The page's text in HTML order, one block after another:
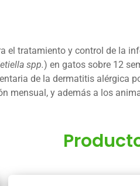
el tratamiento y control de la
spp.) en gatos sobre 12
de la dermatitis alérgica
mensual, y además a los